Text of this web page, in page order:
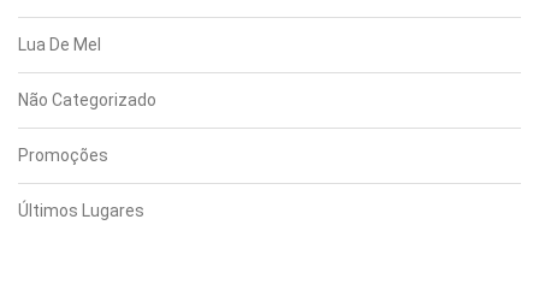
Lua De Mel
Não Categorizado
Promoções
Últimos Lugares